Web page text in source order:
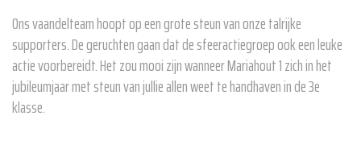
Ons vaandelteam hoopt op een grote steun van onze talrijke
supporters. De geruchten gaan dat de sfeeractiegroep ook een leuke
actie voorbereidt. Het zou mooi zijn wanneer Mariahout 1 zich in het
jubileumjaar met steun van jullie allen weet te handhaven in de 3e
klasse.